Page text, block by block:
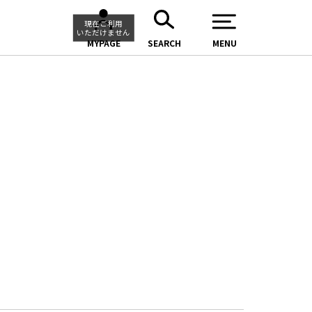
MYPAGE
現在ご利用
いただけません
SEARCH MENU